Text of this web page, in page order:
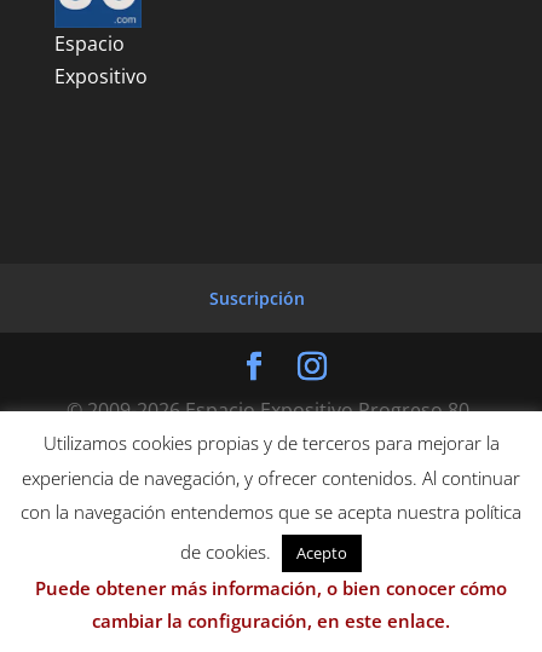
Espacio
Expositivo
Suscripción
© 2009-2026 Espacio Expositivo Progreso 80.
Murcia
Utilizamos cookies propias y de terceros para mejorar la
experiencia de navegación, y ofrecer contenidos. Al continuar
con la navegación entendemos que se acepta nuestra política
de cookies.
Acepto
Puede obtener más información, o bien conocer cómo
cambiar la configuración, en este enlace.